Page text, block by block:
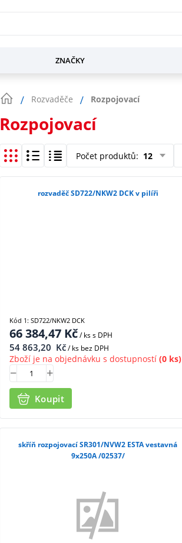
ZNAČKY
Rozvaděče Rozpojovací
Rozpojovací
Počet produktů: 12
rozvaděč SD722/NKW2 DCK v pilíři
66 384,47 Kč/ kss DPH
54 863,20 Kč/ ks bez DPH
Zboží je na objednávku s dostupností (0 ks)
Koupit
Kód 1: SD722/NKW2 DCK
skříň rozpojovací SR301/NVW2 ESTA vestavná
9x250A /02537/